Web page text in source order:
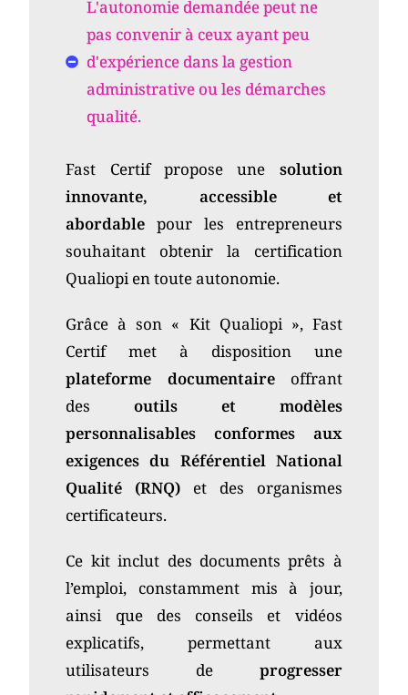
L'autonomie demandée peut ne
pas convenir à ceux ayant peu
d'expérience dans la gestion
administrative ou les démarches
qualité.
Fast Certif propose une solution
innovante, accessible et
abordable pour les entrepreneurs
souhaitant obtenir la certification
Qualiopi en toute autonomie.
Grâce à son « Kit Qualiopi », Fast
Certif met à disposition une
plateforme documentaireoffrant
desoutils et modèles
personnalisables conformes aux
exigences du Référentiel National
Qualité (RNQ) et des organismes
certificateurs.
Ce kit inclut des documents prêts à
l’emploi, constamment mis à jour,
ainsi que des conseils et vidéos
explicatifs, permettant aux
utilisateurs de progresser